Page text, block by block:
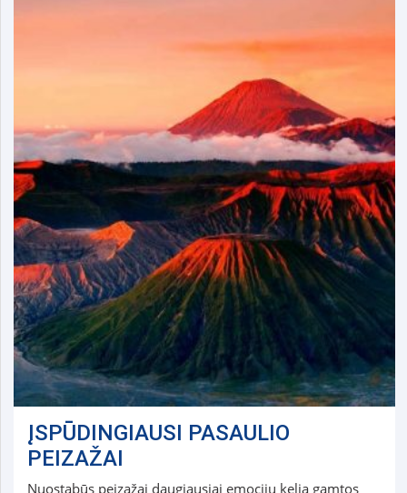
ĮSPŪDINGIAUSI PASAULIO
PEIZAŽAI
Nuostabūs peizažai daugiausiai emocijų kelia gamtos